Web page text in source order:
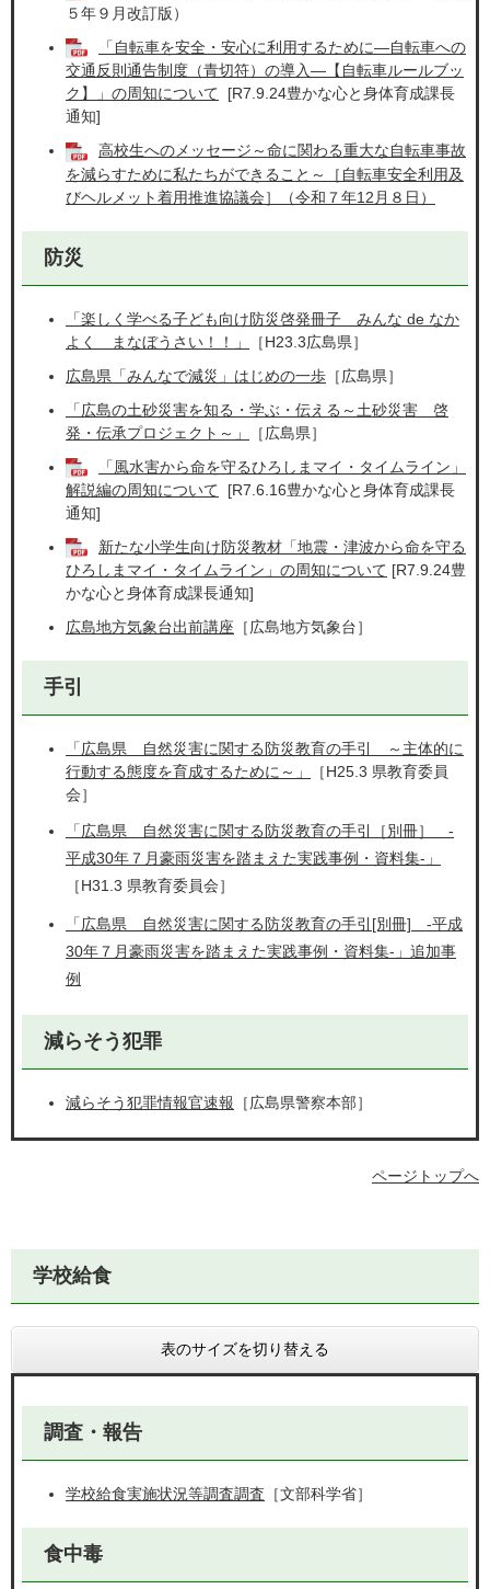
５年９月改訂版）
「自転車を安全・安心に利用するために―自転車への
交通反則通告制度（青切符）の導入―【自転車ルールブッ
ク】」の周知について [R7.9.24豊かな心と身体育成課長
通知]
高校生へのメッセージ～命に関わる重大な自転車事故
を減らすために私たちができること～［自転車安全利用及
びヘルメット着用推進協議会］（令和７年12月８日）
防災
「楽しく学べる子ども向け防災啓発冊子 みんな de なか
よく まなぼうさい！！」
［H23.3広島県］
広島県「みんなで減災」はじめの一歩 ［広島県］
「広島の土砂災害を知る・学ぶ・伝える～土砂災害 啓
発・伝承プロジェクト～」
［広島県］
「風水害から命を守るひろしまマイ・タイムライン」
解説編の周知について [R7.6.16豊かな心と身体育成課長
通知]
新たな小学生向け防災教材「地震・津波から命を守る
ひろしまマイ・タイムライン」の周知について [R7.9.24豊
かな心と身体育成課長通知]
広島地方気象台出前講座 ［広島地方気象台］
手引
「広島県 自然災害に関する防災教育の手引 ～主体的に
行動する態度を育成するために～」
［H25.3 県教育委員
会］
「広島県 自然災害に関する防災教育の手引［別冊］ ‐
平成30年７月豪雨災害を踏まえた実践事例・資料集‐」
［H31.3 県教育委員会］
「広島県 自然災害に関する防災教育の手引[別冊] ‐平成
30年７月豪雨災害を踏まえた実践事例・資料集‐」追加事
例
減らそう犯罪
減らそう犯罪情報官速報 ［広島県警察本部］
ページトップへ
学校給食
表のサイズを切り替える
調査・報告
学校給食実施状況等調査調査 ［文部科学省］
食中毒